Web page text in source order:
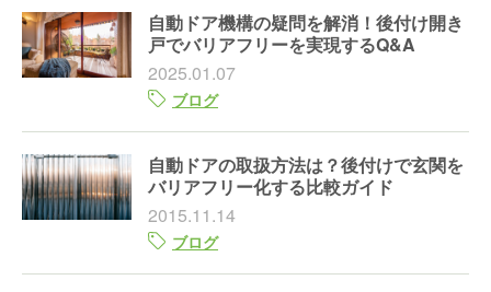
自動ドア機構の疑問を解消！後付け開き
戸でバリアフリーを実現するQ&A
2025.01.07
ブログ
自動ドアの取扱方法は？後付けで玄関を
バリアフリー化する比較ガイド
2015.11.14
ブログ